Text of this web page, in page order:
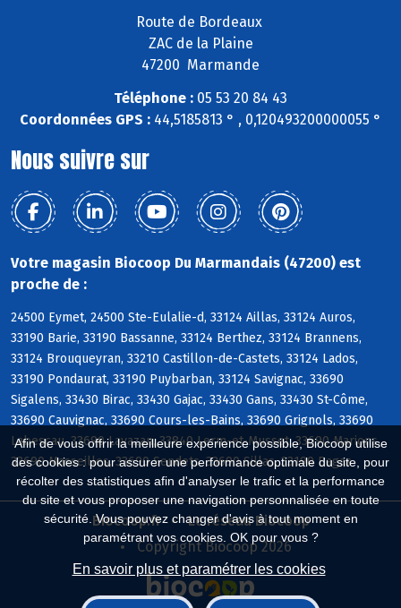
Afin de vous offrir la meilleure expérience possible, Biocoop utilise
des cookies : pour assurer une performance optimale du site, pour
récolter des statistiques afin d'analyser le trafic et la performance
du site et vous proposer une navigation personnalisée en toute
sécurité. Vous pouvez changer d'avis à tout moment en
paramétrant vos cookies. OK pour vous ?
En savoir plus et paramétrer les cookies
Route de Bordeaux
ZAC de la Plaine
47200 Marmande
Téléphone : 05 53 20 84 43
Coordonnées GPS : 44,5185813 ° , 0,120493200000055 °
Nous suivre sur
Votre magasin Biocoop Du Marmandais (47200) est
proche de :
24500 Eymet, 24500 Ste-Eulalie-d, 33124 Aillas, 33124 Auros,
33190 Barie, 33190 Bassanne, 33124 Berthez, 33124 Brannens,
33124 Brouqueyran, 33210 Castillon-de-Castets, 33124 Lados,
33190 Pondaurat, 33190 Puybarban, 33124 Savignac, 33690
Sigalens, 33430 Birac, 33430 Gajac, 33430 Gans, 33430 St-Côme,
33690 Cauvignac, 33690 Cours-les-Bains, 33690 Grignols, 33690
Labescau, 33690 Lavazan, 33840 Lerm-et-Musset, 33690 Marions,
33690 Masseilles, 33690 Sendets, 33690 Sillas, 33190 Bagas
Biocoop.fr
Le réseau Biocoop
Copyright Biocoop 2026